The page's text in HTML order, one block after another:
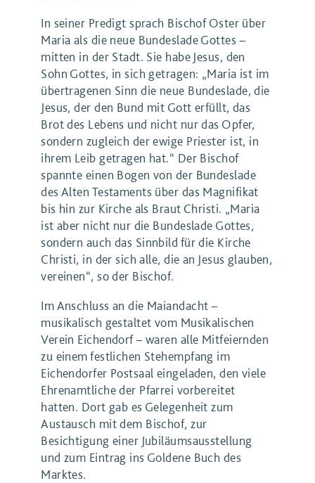
In seiner Predigt sprach Bischof Oster über
Maria als die neue Bundeslade Gottes –
mitten in der Stadt. Sie habe Jesus, den
Sohn Gottes, in sich getragen: „Maria ist im
übertragenen Sinn die neue Bundeslade, die
Jesus, der den Bund mit Gott erfüllt, das
Brot des Lebens und nicht nur das Opfer,
sondern zugleich der ewige Priester ist, in
ihrem Leib getragen hat.“ Der Bischof
spannte einen Bogen von der Bundeslade
des Alten Testaments über das Magnifikat
bis hin zur Kirche als Braut Christi. „Maria
ist aber nicht nur die Bundeslade Gottes,
sondern auch das Sinnbild für die Kirche
Christi, in der sich alle, die an Jesus glauben,
vereinen“, so der Bischof.
Im Anschluss an die Maiandacht –
musikalisch gestaltet vom Musikalischen
Verein Eichendorf – waren alle Mitfeiernden
zu einem festlichen Stehempfang im
Eichendorfer Postsaal eingeladen, den viele
Ehrenamtliche der Pfarrei vorbereitet
hatten. Dort gab es Gelegenheit zum
Austausch mit dem Bischof, zur
Besichtigung einer Jubiläumsausstellung
und zum Eintrag ins Goldene Buch des
Marktes.